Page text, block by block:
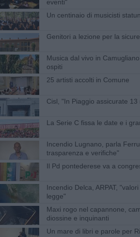
eventi"
Un centinaio di musicisti
Genitori a lezione per la
Musica dal vivo in
ospiti
25 artisti accolti in Comune
Cisl, "In Piaggio assicurate
La Serie C fissa le date e i
Incendio Lugnano, parla
trasparenza e verifiche"
Il Pd pontederese va a
Incendio Delca, ARPAT,
legge"
Maxi rogo nel capannone,
diossine e inquinanti
Un mare di libri e parole per